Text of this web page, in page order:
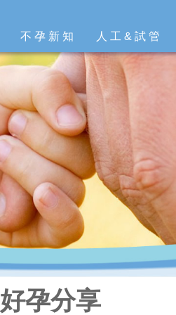
不孕新知 人工&試管
好孕分享